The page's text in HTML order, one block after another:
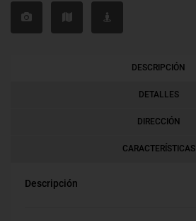
DESCRIPCIÓN
DETALLES
DIRECCIÓN
CARACTERÍSTICAS
Descripción